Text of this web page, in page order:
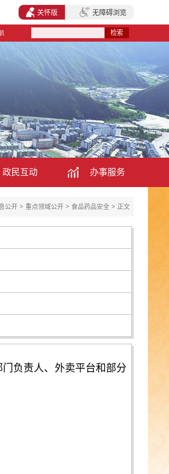
政民互动 办事服务
公开 > 重点领域公开 > 食品药品安全 > 正文
负责人、外卖平台和部分
关怀版 无障碍浏览